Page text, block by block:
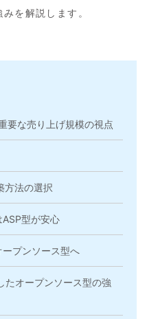
を解説します。
要な売り上げ規模の視点
方法の選択
型が安心
プンソース型へ
オープンソース型の強